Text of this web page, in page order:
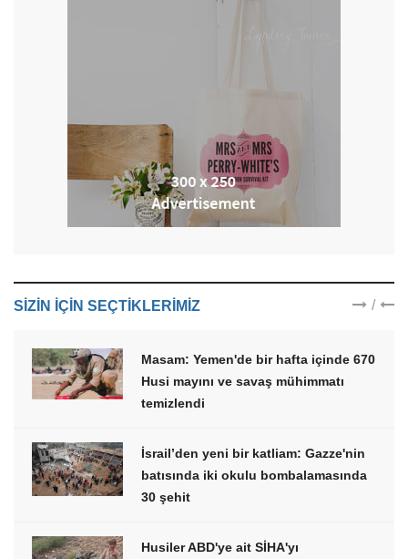
SIZIN IÇIN SEÇTIKLERIMIZ /
Masam: Yemen'de bir hafta içinde 670
Husi mayını ve savaş mühimmatı
temizlendi
İsrail’den yeni bir katliam: Gazze'nin
batısında iki okulu bombalamasında
30 şehit
Husiler ABD'ye ait SİHA'yı